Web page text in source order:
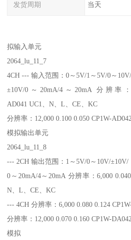
发货周期 当天
拟输入单元
2064_lu_11_7
4CH --- 输入范围：0～5V/1～5V/0～10V/
±10V/0～20mA/4～20mA 分辨率：
AD041 UC1、N、L、CE、KC
分辨率：12,000 0.100 0.050 CP1W-
模拟输出单元
2064_lu_11_8
--- 2CH 输出范围：1～5V/0～10V/±10V/
0～20mA/4～20mA 分辨率：6,000 0.040
N、L、CE、KC
--- 4CH 分辨率：6,000 0.080 0.124
分辨率：12,000 0.070 0.160 CP1W-
模拟